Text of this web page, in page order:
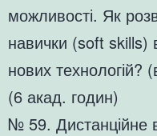
можливості. Як
навички (soft skills)
нових
(6 акад. годин)
№ 59. Дистанційне